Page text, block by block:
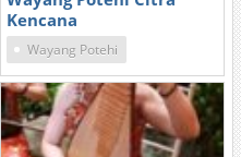
Kencana
Wayang Potehi